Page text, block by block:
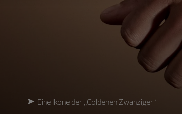
Eine Ikone der „Goldenen Zwanziger“